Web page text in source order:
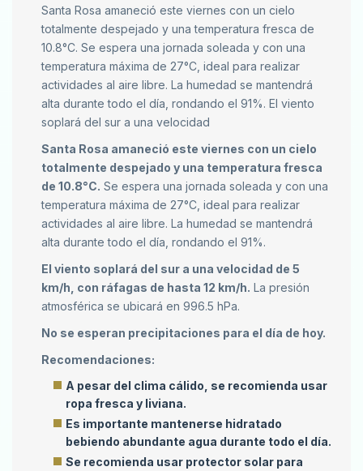
Santa Rosa amaneció este viernes con un cielo
totalmente despejado y una temperatura fresca de
10.8°C. Se espera una jornada soleada y con una
temperatura máxima de 27°C, ideal para realizar
actividades al aire libre. La humedad se mantendrá
alta durante todo el día, rondando el 91%. El viento
soplará del sur a una velocidad
Santa Rosa amaneció este viernes con un cielo
totalmente despejado y una temperatura fresca
de 10.8°C. Se espera una jornada soleada y con una
temperatura máxima de 27°C, ideal para realizar
actividades al aire libre. La humedad se mantendrá
alta durante todo el día, rondando el 91%.
El viento soplará del sur a una velocidad de 5
km/h, con ráfagas de hasta 12 km/h. La presión
atmosférica se ubicará en 996.5 hPa.
No se esperan precipitaciones para el día de hoy.
Recomendaciones:
A pesar del clima cálido, se recomienda usar
ropa fresca y liviana.
Es importante mantenerse hidratado
bebiendo abundante agua durante todo el día.
Se recomienda usar protector solar para